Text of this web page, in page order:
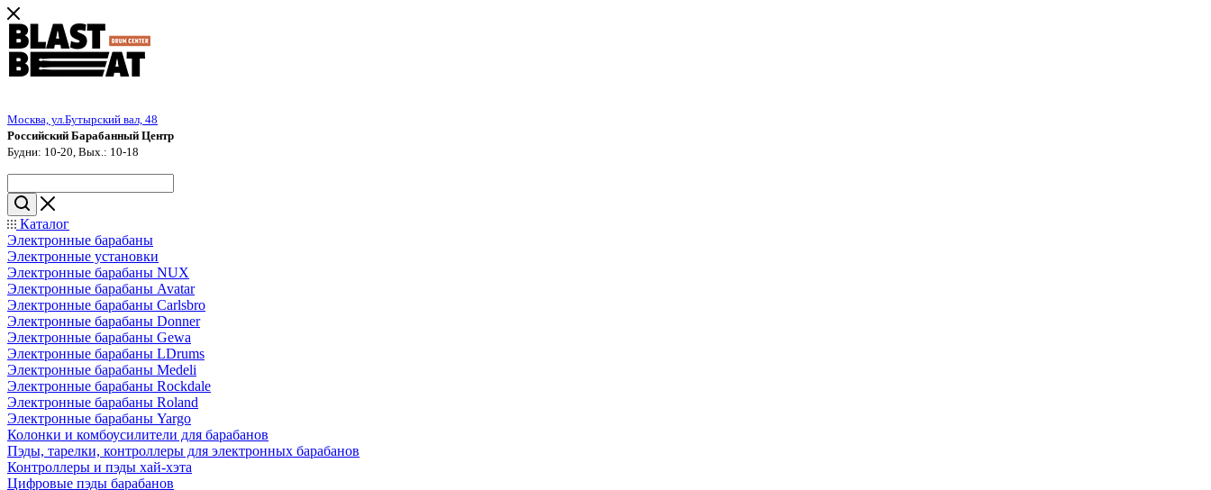
Москва, ул.Бутырский вал, 48
Российский Барабанный Центр
Будни: 10-20, Вых.: 10-18
Каталог
Электронные барабаны
Электронные установки
Электронные барабаны NUX
Электронные барабаны Avatar
Электронные барабаны Carlsbro
Электронные барабаны Donner
Электронные барабаны Gewa
Электронные барабаны LDrums
Электронные барабаны Medeli
Электронные барабаны Rockdale
Электронные барабаны Roland
Электронные барабаны Yargo
Колонки и комбоусилители для барабанов
Пэды, тарелки, контроллеры для электронных барабанов
Контроллеры и пэды хай-хэта
Цифровые пэды барабанов